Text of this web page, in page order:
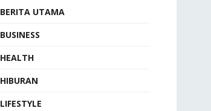
BERITA UTAMA
BUSINESS
HEALTH
HIBURAN
LIFESTYLE